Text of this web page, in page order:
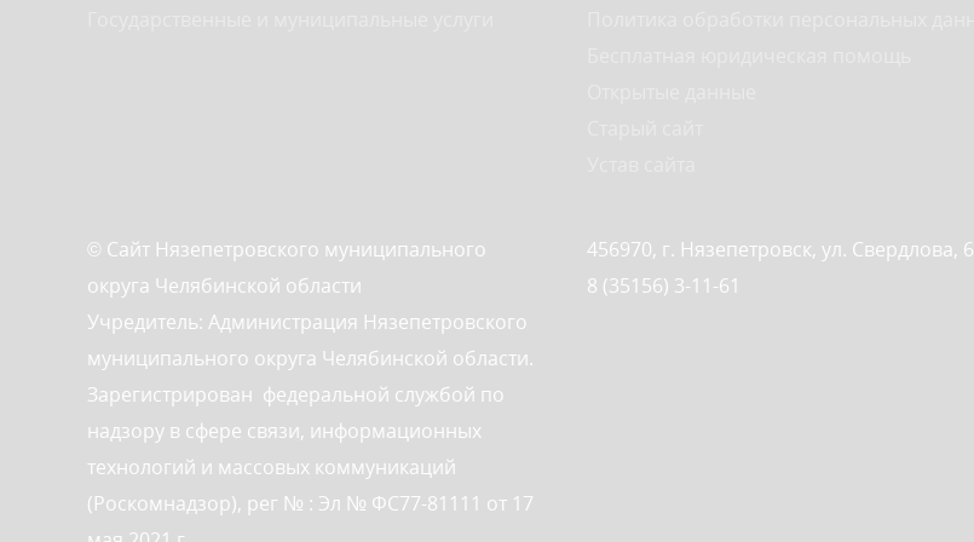
© Сайт Нязепетровского муниципального
округа Челябинской области
Учредитель: Администрация Нязепетровского
муниципального округа Челябинской области.
Зарегистрирован федеральной службой по
надзору в сфере связи, информационных
технологий и массовых коммуникаций
(Роскомнадзор), рег № : Эл № ФС77-81111 от 17
456970, г. Нязепетровск, ул. Свердлова, 6
8 (35156) 3-11-61